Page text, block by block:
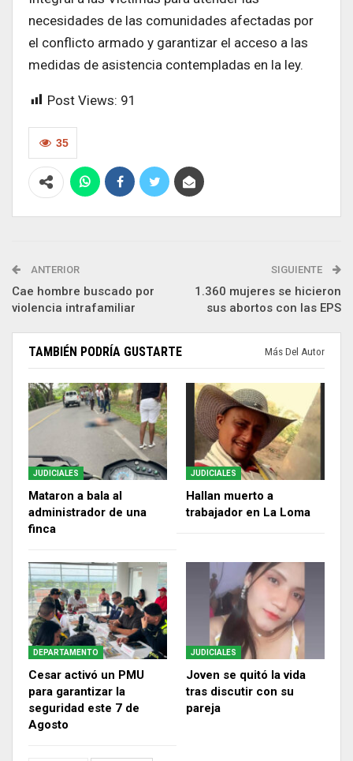
necesidades de las comunidades afectadas por
el conflicto armado y garantizar el acceso a las
medidas de asistencia contempladas en la ley.
Post Views: 91
35
ANTERIOR
Cae hombre buscado por
violencia intrafamiliar
SIGUIENTE
1.360 mujeres se hicieron
sus abortos con las EPS
TAMBIÉN PODRÍA GUSTARTE Más Del Autor
JUDICIALES
Mataron a bala al
administrador de una
finca
JUDICIALES
Hallan muerto a
trabajador en La Loma
DEPARTAMENTO
Cesar activó un PMU
para garantizar la
seguridad este 7 de
Agosto
JUDICIALES
Joven se quitó la vida
tras discutir con su
pareja